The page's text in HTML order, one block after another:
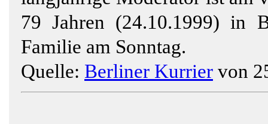
79 Jahren (24.10.1999) in
Familie am Sonntag.
Quelle: Berliner Kurrier von